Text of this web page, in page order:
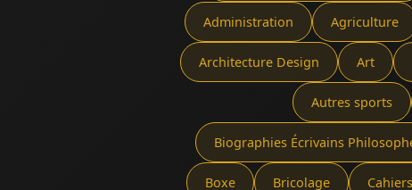
Administration Agriculture
Architecture Design Art
Autres sports
Biographies Écrivains
Boxe Bricolage